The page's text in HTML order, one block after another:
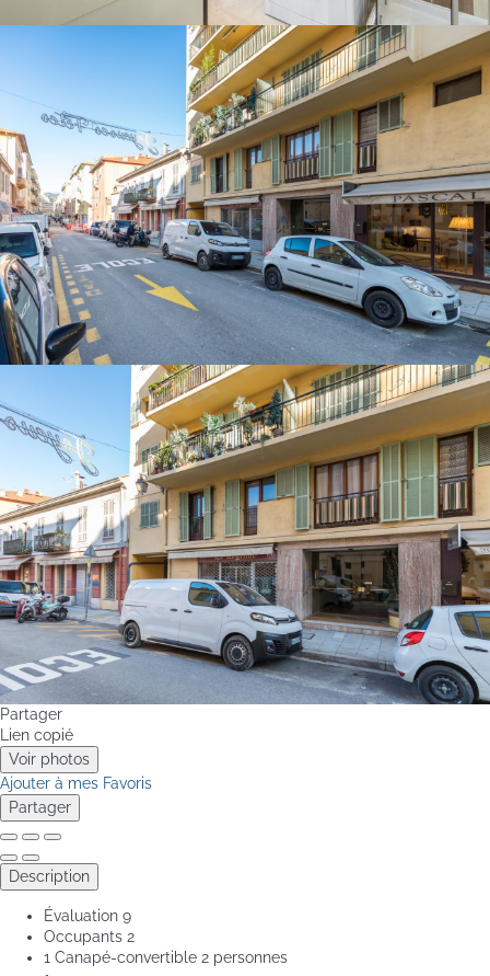
Partager
Lien copié
Voir photos
Ajouter à mes Favoris
Partager
Description
Évaluation 9
Occupants 2
1 Canapé-convertible 2 personnes